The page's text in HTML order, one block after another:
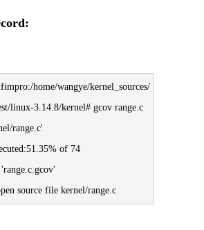
home/wangye/kernel_sources/
linux-3.14.8/kernel# gcov range.c
range.c'
of 74
source file kernel/range.c